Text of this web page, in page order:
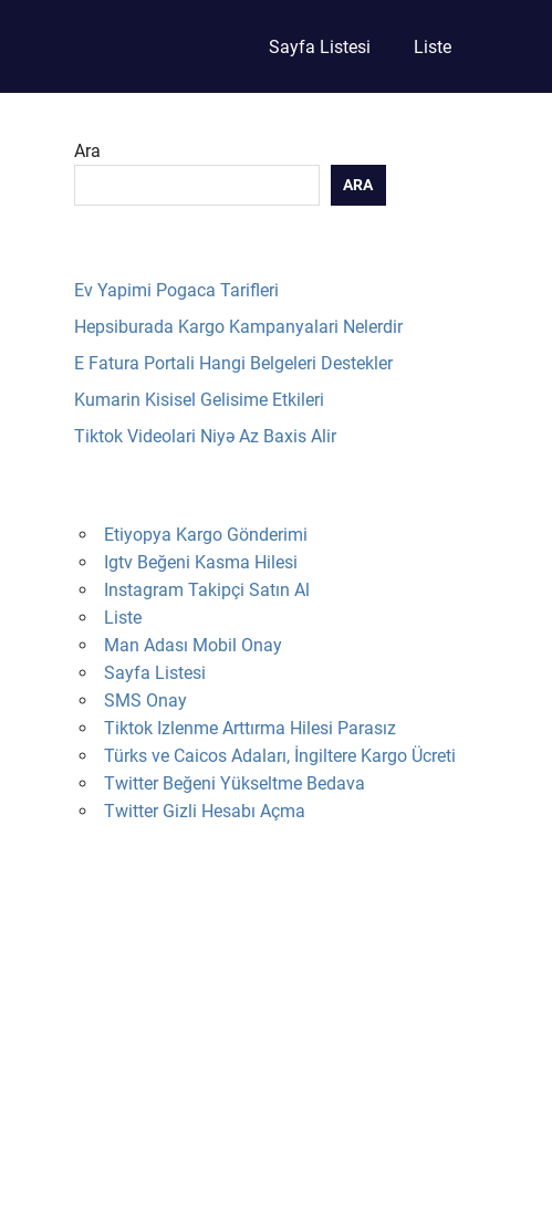
Sayfa Listesi Liste
Ara
ARA
Ev Yapimi Pogaca Tarifleri
Hepsiburada Kargo Kampanyalari Nelerdir
E Fatura Portali Hangi Belgeleri Destekler
Kumarin Kisisel Gelisime Etkileri
Tiktok Videolari Niyə Az Baxis Alir
Etiyopya Kargo Gönderimi
Igtv Beğeni Kasma Hilesi
Instagram Takipçi Satın Al
Liste
Man Adası Mobil Onay
Sayfa Listesi
SMS Onay
Tiktok Izlenme Arttırma Hilesi Parasız
Türks ve Caicos Adaları, İngiltere Kargo Ücreti
Twitter Beğeni Yükseltme Bedava
Twitter Gizli Hesabı Açma